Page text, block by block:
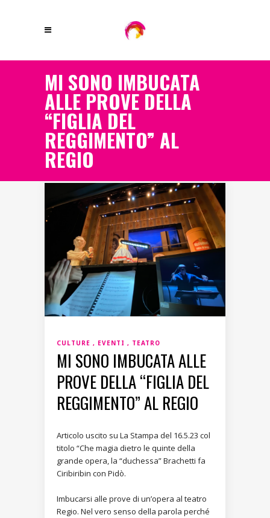
MI SONO IMBUCATA
ALLE PROVE DELLA
“FIGLIA DEL
REGGIMENTO” AL
REGIO
CULTURE EVENTI TEATRO
MI SONO IMBUCATA ALLE
PROVE DELLA “FIGLIA DEL
REGGIMENTO” AL REGIO
Articolo uscito su La Stampa del 16.5.23 col
titolo “Che magia dietro le quinte della
grande opera, la “duchessa” Brachetti fa
Ciribiribin con Pidò.
Imbucarsi alle prove di un’opera al teatro
Regio. Nel vero senso della parola perché